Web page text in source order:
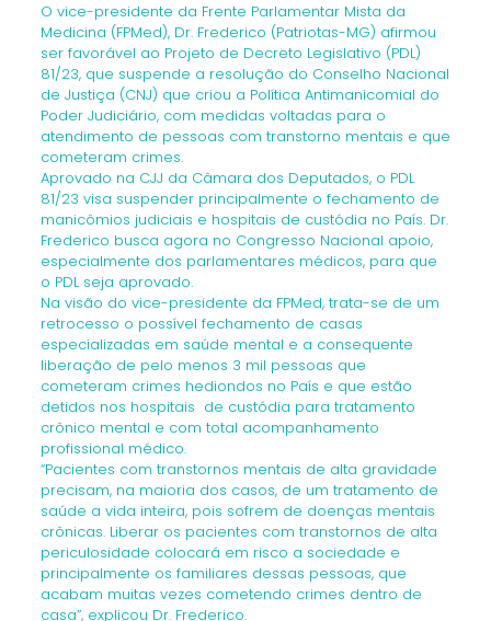
O vice-presidente da Frente Parlamentar Mista da
Medicina (FPMed), Dr. Frederico (Patriotas-MG) afirmou
ser favorável ao Projeto de Decreto Legislativo (PDL)
81/23, que suspende a resolução do Conselho Nacional
de Justiça (CNJ) que criou a Política Antimanicomial do
Poder Judiciário, com medidas voltadas para o
atendimento de pessoas com transtorno mentais e que
cometeram crimes.
Aprovado na CJJ da Câmara dos Deputados, o PDL
81/23 visa suspender principalmente o fechamento de
manicômios judiciais e hospitais de custódia no País. Dr.
Frederico busca agora no Congresso Nacional apoio,
especialmente dos parlamentares médicos, para que
o PDL seja aprovado.
Na visão do vice-presidente da FPMed, trata-se de um
retrocesso o possível fechamento de casas
especializadas em saúde mental e a consequente
liberação de pelo menos 3 mil pessoas que
cometeram crimes hediondos no País e que estão
detidos nos hospitais de custódia para tratamento
crônico mental e com total acompanhamento
profissional médico.
“Pacientes com transtornos mentais de alta gravidade
precisam, na maioria dos casos, de um tratamento de
saúde a vida inteira, pois sofrem de doenças mentais
crônicas. Liberar os pacientes com transtornos de alta
periculosidade colocará em risco a sociedade e
principalmente os familiares dessas pessoas, que
acabam muitas vezes cometendo crimes dentro de
casa”, explicou Dr. Frederico.